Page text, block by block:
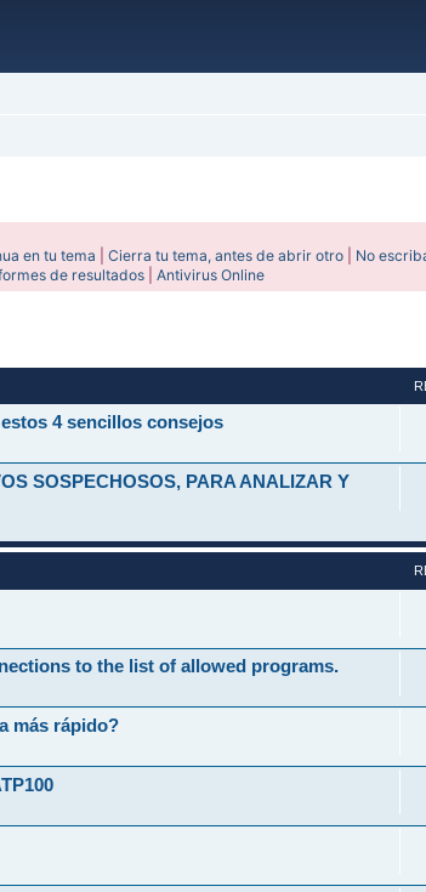
en tu tema |Cierra tu tema, antes de abrir otro
No
de resultados |Antivirus Online
4 sencillos consejos
SOSPECHOSOS, PARA ANALIZAR Y
to the list of allowed programs.
más rápido?